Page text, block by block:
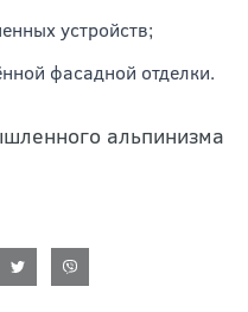
устройств;
фасадной отделки.
альпинизма